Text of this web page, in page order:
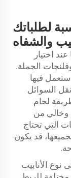
لطلباتك
والشفاه
اختيار
الجملة.
ستعمل فيها
السوائل
لحام
وخالي من
التي تحتاج
قد يكون
نوع الأنابيب